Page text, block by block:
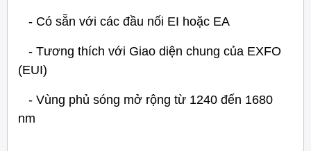
- Có sẵn với các đầu nối EI hoặc EA
- Tương thích với Giao diện chung của EXFO
(EUI)
- Vùng phủ sóng mở rộng từ 1240 đến 1680
nm